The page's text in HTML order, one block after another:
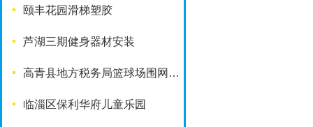
颐丰花园滑梯塑胶
芦湖三期健身器材安装
高青县地方税务局篮球场围网工程
临淄区保利华府儿童乐园